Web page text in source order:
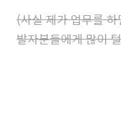
(사실 제가 업무를
발자분들에게 많이